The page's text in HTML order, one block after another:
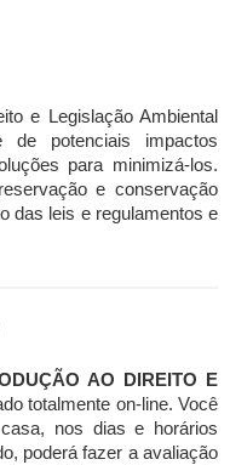
e Legislação Ambiental
de potenciais impactos
para minimizá-los.
e conservação
das leis e regulamentos e
AO DIREITO E
totalmente on-line. Você
nos dias e horários
poderá fazer a avaliação